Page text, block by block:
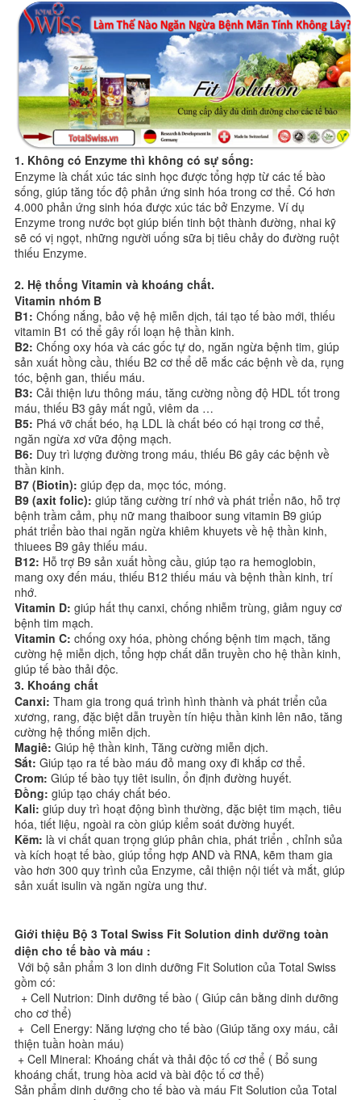
1. Không có Enzyme thì không có sự sống:
Enzyme là chất xúc tác sinh học được tổng hợp từ các tế bào
sống, giúp tăng tốc độ phản ứng sinh hóa trong cơ thể. Có hơn
4.000 phản ứng sinh hóa được xúc tác bở Enzyme. Ví dụ
Enzyme trong nước bọt giúp biến tinh bột thành đường, nhai kỹ
sẽ có vị ngọt, những người uống sữa bị tiêu chảy do đường ruột
thiếu Enzyme.
2. Hệ thống Vitamin và khoáng chất.
Vitamin nhóm B
B1: Chống nắng, bảo vệ hệ miễn dịch, tái tạo tế bào mới, thiếu
vitamin B1 có thể gây rối loạn hệ thần kinh.
B2: Chống oxy hóa và các gốc tự do, ngăn ngừa bệnh tim, giúp
sản xuất hồng cầu, thiếu B2 cơ thể dễ mắc các bệnh về da, rụng
tóc, bệnh gan, thiếu máu.
B3: Cải thiện lưu thông máu, tăng cường nồng độ HDL tốt trong
máu, thiếu B3 gây mất ngủ, viêm da …
B5: Phá vỡ chất béo, hạ LDL là chất béo có hại trong cơ thể,
ngăn ngừa xơ vữa động mạch.
B6: Duy trì lượng đường trong máu, thiếu B6 gây các bệnh về
thần kinh.
B7 (Biotin): giúp đẹp da, mọc tóc, móng.
B9 (axit folic): giúp tăng cường trí nhớ và phát triển não, hỗ trợ
bệnh trầm cảm, phụ nữ mang thaiboor sung vitamin B9 giúp
phát triển bào thai ngăn ngừa khiêm khuyets về hệ thần kinh,
thiuees B9 gây thiếu máu.
B12: Hỗ trợ B9 sản xuất hồng cầu, giúp tạo ra hemoglobin,
mang oxy đến máu, thiếu B12 thiếu máu và bệnh thần kinh, trí
nhớ.
Vitamin D: giúp hất thụ canxi, chống nhiễm trùng, giảm nguy cơ
bệnh tim mạch.
Vitamin C: chống oxy hóa, phòng chống bệnh tim mạch, tăng
cường hệ miễn dịch, tổng hợp chất dẫn truyền cho hệ thần kinh,
giúp tế bào thải độc.
3. Khoáng chất
Canxi: Tham gia trong quá trình hình thành và phát triển của
xương, rang, đặc biệt dẫn truyền tín hiệu thần kinh lên não, tăng
cường hệ thống miễn dịch.
Magiê: Giúp hệ thần kinh, Tăng cường miễn dịch.
Sắt: Giúp tạo ra tế bào máu đỏ mang oxy đi khắp cơ thể.
Crom: Giúp tế bào tụy tiêt isulin, ổn định đường huyết.
Đồng: giúp tạo cháy chất béo.
Kali: giúp duy trì hoạt động bình thường, đặc biệt tim mạch, tiêu
hóa, tiết liệu, ngoài ra còn giúp kiểm soát đường huyết.
Kẽm: là vi chất quan trọng giúp phân chia, phát triển , chỉnh sủa
và kích hoạt tế bào, giúp tổng hợp AND và RNA, kẽm tham gia
vào hơn 300 quy trình của Enzyme, cải thiện nội tiết và mắt, giúp
sản xuất isulin và ngăn ngừa ung thư.
Giới thiệu Bộ 3 Total Swiss Fit Solution dinh dưỡng toàn
diện cho tế bào và máu :
Với bộ sản phẩm 3 lon dinh dưỡng Fit Solution của Total Swiss
gồm có:
+ Cell Nutrion: Dinh dưỡng tế bào ( Giúp cân bằng dinh dưỡng
cho cơ thể)
+ Cell Energy: Năng lượng cho tế bào (Giúp tăng oxy máu, cải
thiện tuần hoàn máu)
+ Cell Mineral: Khoáng chất và thải độc tố cơ thể ( Bổ sung
khoáng chất, trung hòa acid và bài độc tố cơ thể)
Sản phẩm dinh dưỡng cho tế bào và máu Fit Solution của Total